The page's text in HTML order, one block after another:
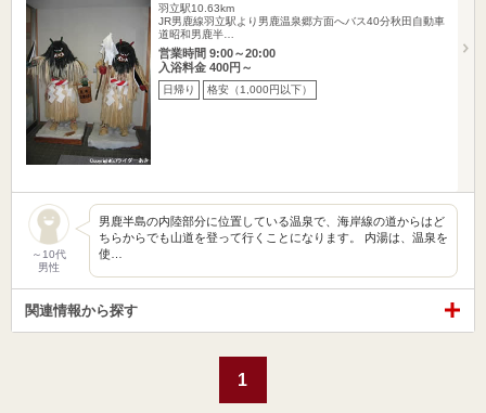
羽立駅10.63km
JR男鹿線羽立駅より男鹿温泉郷方面へバス40分秋田自動車
道昭和男鹿半…
営業時間 9:00～20:00
入浴料金 400円～
日帰り 格安（1,000円以下）
～10代
男性
男鹿半島の内陸部分に位置している温泉で、海岸線の道からはど
ちらからでも山道を登って行くことになります。 内湯は、温泉を
使…
関連情報から探す
1